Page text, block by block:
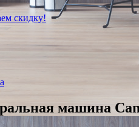
скидку!
машина